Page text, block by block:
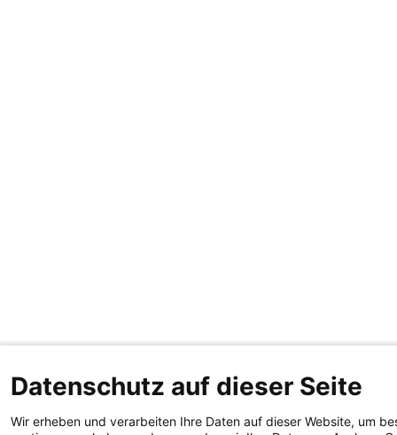
Datenschutz auf dieser Seite
Wir erheben und verarbeiten Ihre Daten auf dieser Website, um